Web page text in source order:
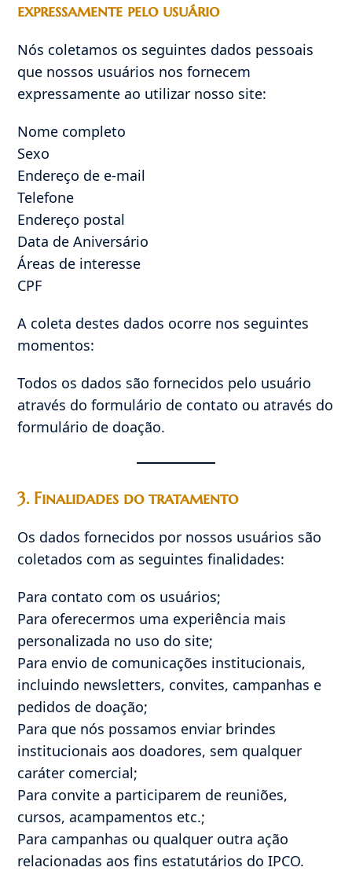
expressamente pelo usuário
Nós coletamos os seguintes dados pessoais
que nossos usuários nos fornecem
expressamente ao utilizar nosso site:
Nome completo
Sexo
Endereço de e-mail
Telefone
Endereço postal
Data de Aniversário
Áreas de interesse
CPF
A coleta destes dados ocorre nos seguintes
momentos:
Todos os dados são fornecidos pelo usuário
através do formulário de contato ou através do
formulário de doação.
3. Finalidades do tratamento
Os dados fornecidos por nossos usuários são
coletados com as seguintes finalidades:
Para contato com os usuários;
Para oferecermos uma experiência mais
personalizada no uso do site;
Para envio de comunicações institucionais,
incluindo newsletters, convites, campanhas e
pedidos de doação;
Para que nós possamos enviar brindes
institucionais aos doadores, sem qualquer
caráter comercial;
Para convite a participarem de reuniões,
cursos, acampamentos etc.;
Para campanhas ou qualquer outra ação
relacionadas aos fins estatutários do IPCO.